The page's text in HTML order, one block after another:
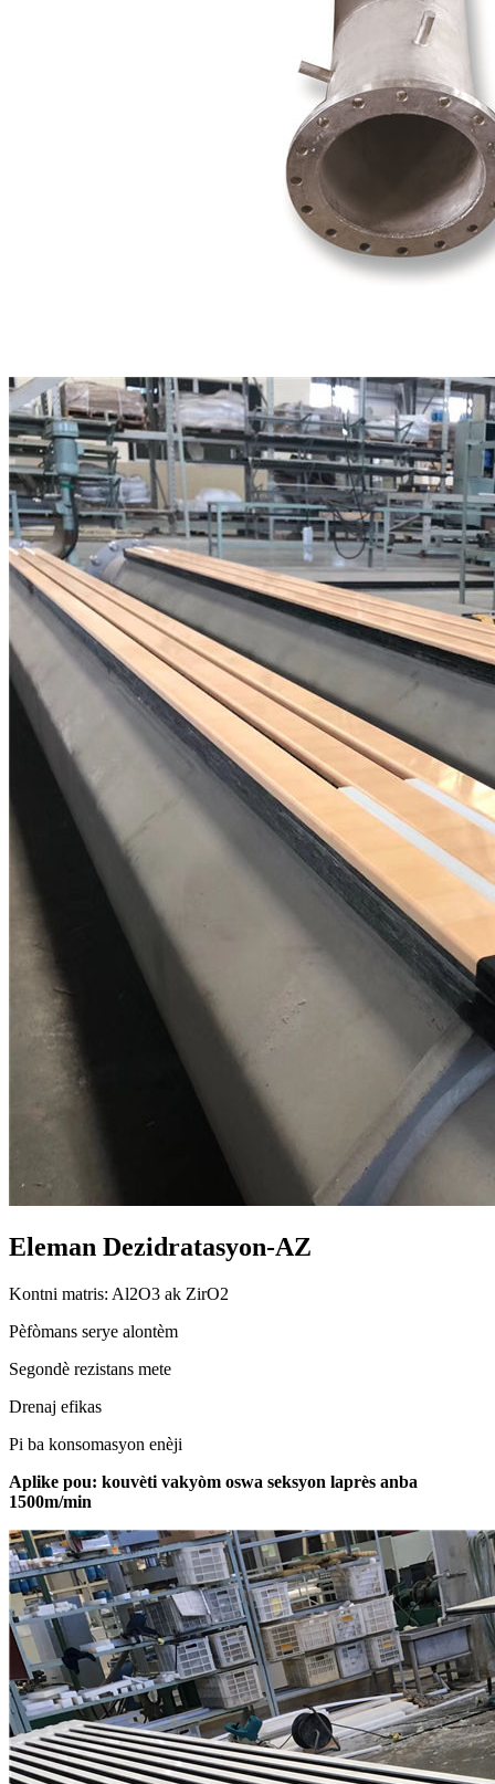
Eleman Dezidratasyon-AZ
Kontni matris: Al2O3 ak ZirO2
Pèfòmans serye alontèm
Segondè rezistans mete
Drenaj efikas
Pi ba konsomasyon enèji
Aplike pou: kouvèti vakyòm oswa seksyon laprès anba
1500m/min